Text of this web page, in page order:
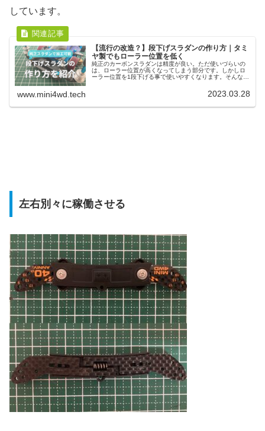
しています。
【流行の改造？】段下げスラダンの作り方｜タミ
ヤ製でもローラー位置を低く
純正のカーボンスラダンは精度が良い。ただ使いづらいの
は、ローラー位置が高くなってしまう部分です。しかしロ
ーラー位置を1段下げる事で使いやすくなります。そんな段
www.mini4wd.tech 2023.03.28
左右別々に稼働させる